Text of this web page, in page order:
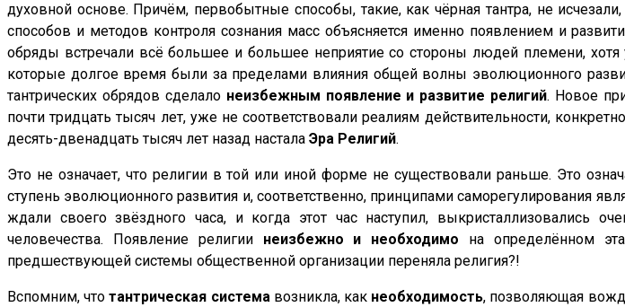
духовной основе. Причём, первобытные способы, такие, как чёрная тантра, не
способов и методов контроля сознания масс объясняется именно появлением и
обряды встречали всё большее и большее неприятие со стороны людей племени,
которые долгое время были за пределами влияния общей волны эволюционного
тантрических обрядов сделало неизбежным появление и развитие религий. Новое
почти тридцать тысяч лет, уже не соответствовали реалиям действительности,
десять-двенадцать тысяч лет назад настала Эра Религий.
Это не означает, что религии в той или иной форме не существовали раньше. Это
ступень эволюционного развития и, соответственно, принципами саморегулирования
ждали своего звёздного часа, и когда этот час наступил, выкристаллизовались
человечества. Появление религии неизбежно и необходимо на определённом
предшествующей системы общественной организации переняла религия?!
Вспомним, чтотантрическая системавозникла, как необходимость, позволяющая